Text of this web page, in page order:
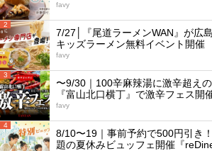
favy
2
7/27│『尾道ラーメンWAN』が広
キッズラーメン無料イベント開催
favy
3
〜9/30｜100辛麻辣湯に激辛超えの
『富山北口横丁』で激辛フェス開
favy
4
8/10〜19｜事前予約で500円引き
題の夏休みビュッフェ開催『